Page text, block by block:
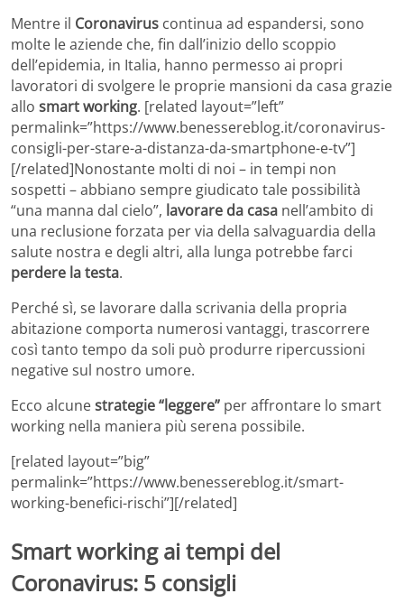
Mentre il Coronavirus continua ad espandersi, sono
molte le aziende che, fin dall’inizio dello scoppio
dell’epidemia, in Italia, hanno permesso ai propri
lavoratori di svolgere le proprie mansioni da casa grazie
allo smart working. [related layout=”left”
permalink=”https://www.benessereblog.it/coronavirus-
consigli-per-stare-a-distanza-da-smartphone-e-tv”]
[/related]Nonostante molti di noi – in tempi non
sospetti – abbiano sempre giudicato tale possibilità
“una manna dal cielo”, lavorare da casa nell’ambito di
una reclusione forzata per via della salvaguardia della
salute nostra e degli altri, alla lunga potrebbe farci
perdere la testa.
Perché sì, se lavorare dalla scrivania della propria
abitazione comporta numerosi vantaggi, trascorrere
così tanto tempo da soli può produrre ripercussioni
negative sul nostro umore.
Ecco alcunestrategie “leggere” per affrontare lo smart
working nella maniera più serena possibile.
[related layout=”big”
permalink=”https://www.benessereblog.it/smart-
working-benefici-rischi”][/related]
Smart working ai tempi del
Coronavirus: 5 consigli